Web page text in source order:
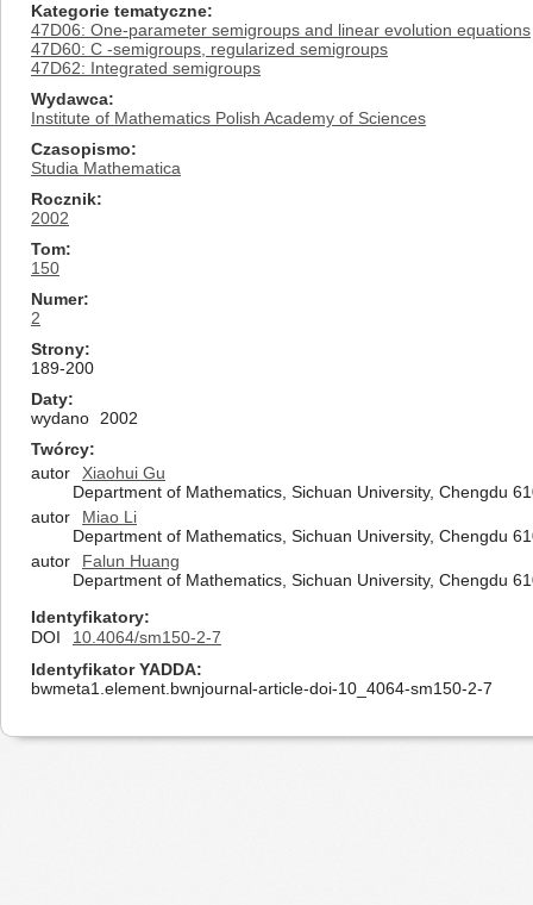
Kategorie tematyczne
47D06: One-parameter semigroups and linear evolution equations
47D60: C -semigroups, regularized semigroups
47D62: Integrated semigroups
Wydawca
Institute of Mathematics Polish Academy of Sciences
Czasopismo
Studia Mathematica
Rocznik
2002
Tom
150
Numer
2
Strony
189-200
Daty
wydano
2002
Twórcy
autor
Xiaohui Gu
Department of Mathematics, Sichuan University, Chengdu
autor
Miao Li
Department of Mathematics, Sichuan University, Chengdu
autor
Falun Huang
Department of Mathematics, Sichuan University, Chengdu
Identyfikatory
DOI
10.4064/sm150-2-7
Identyfikator YADDA
bwmeta1.element.bwnjournal-article-doi-10_4064-sm150-2-7